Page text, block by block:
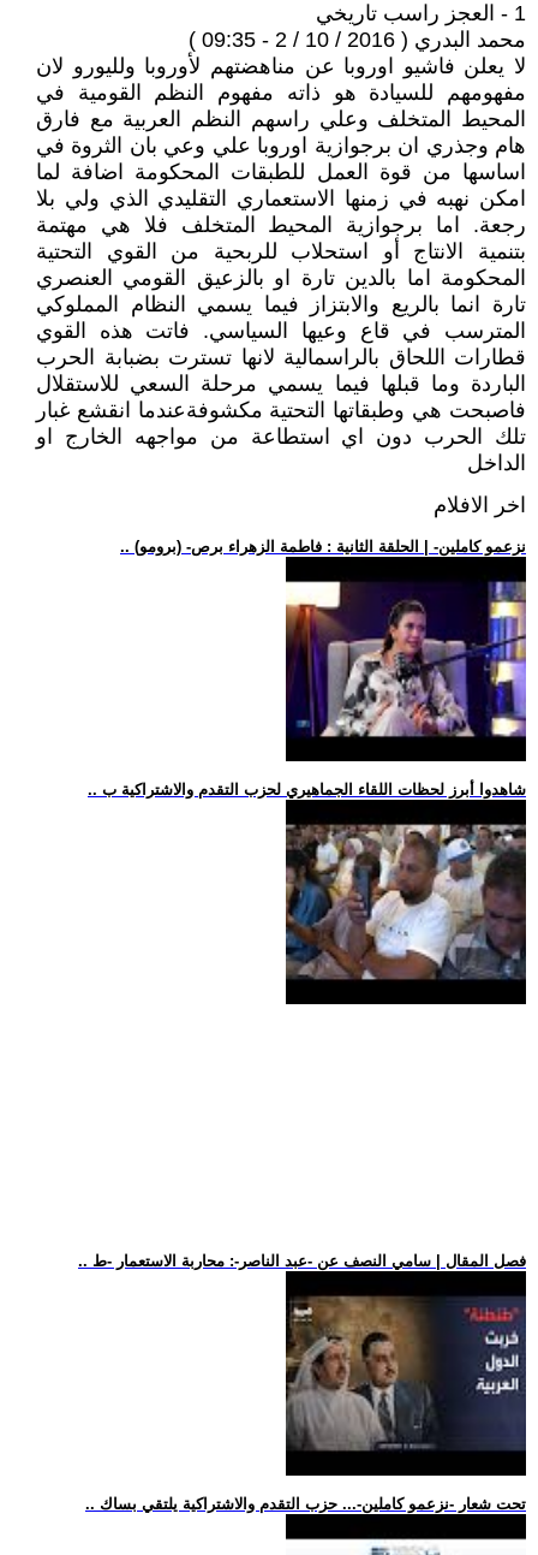
1 - العجز راسب تاريخي
محمد البدري ( 2016 / 10 / 2 - 09:35 )
لا يعلن فاشيو اوروبا عن مناهضتهم لأوروبا ولليورو لان
مفهومهم للسيادة هو ذاته مفهوم النظم القومية في
المحيط المتخلف وعلي راسهم النظم العربية مع فارق
هام وجذري ان برجوازية اوروبا علي وعي بان الثروة في
اساسها من قوة العمل للطبقات المحكومة اضافة لما
امكن نهبه في زمنها الاستعماري التقليدي الذي ولي بلا
رجعة. اما برجوازية المحيط المتخلف فلا هي مهتمة
بتنمية الانتاج أو استحلاب للربحية من القوي التحتية
المحكومة اما بالدين تارة او بالزعيق القومي العنصري
تارة انما بالريع والابتزاز فيما يسمي النظام المملوكي
المترسب في قاع وعيها السياسي. فاتت هذه القوي
قطارات اللحاق بالراسمالية لانها تسترت بضبابة الحرب
الباردة وما قبلها فيما يسمي مرحلة السعي للاستقلال
فاصبحت هي وطبقاتها التحتية مكشوفةعندما انقشع غبار
تلك الحرب دون اي استطاعة من مواجهه الخارج او
الداخل
اخر الافلام
.. (برومو) -نزعمو كاملين- | الحلقة الثانية : فاطمة الزهراء برص
.. شاهدوا أبرز لحظات اللقاء الجماهيري لحزب التقدم والاشتراكية ب
.. فصل المقال | سامي النصف عن -عبد الناصر-: محاربة الاستعمار -ط
.. تحت شعار -نزعمو كاملين-... حزب التقدم والاشتراكية يلتقي بساك